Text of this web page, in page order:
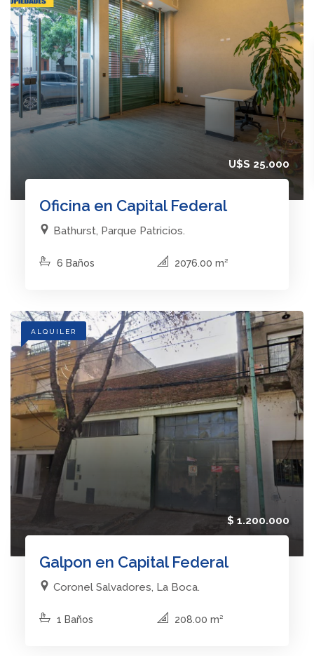
U$S 25.000
Oficina en Capital Federal
Bathurst, Parque Patricios.
6 Baños 2076.00 m²
ALQUILER
$ 1.200.000
Galpon en Capital Federal
Coronel Salvadores, La Boca.
1 Baños 208.00 m²